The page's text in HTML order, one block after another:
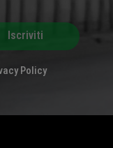
Iscriviti
Policy